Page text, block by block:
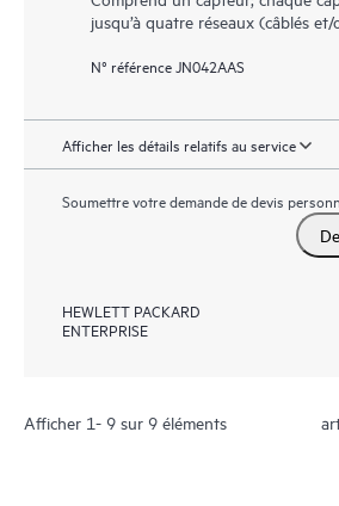
jusqu’à quatre réseaux (câblés
N° référence JN042AAS
Afficher les détails relatifs au service
Soumettre votre demande de devis
HEWLETT PACKARD
ENTERPRISE
Afficher 1- 9 sur 9 éléments